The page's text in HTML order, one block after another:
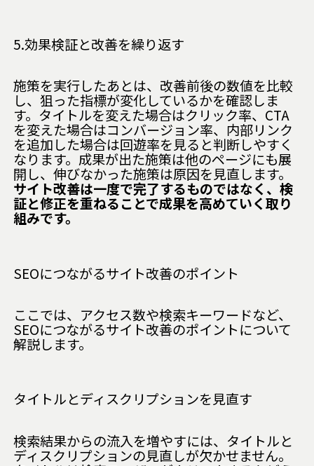
5.効果検証と改善を繰り返す
施策を実行したあとは、改善前後の数値を比較
し、狙った指標が変化しているかを確認しま
す。タイトルを変えた場合はクリック率、CTA
を変えた場合はコンバージョン率、内部リンク
を追加した場合は回遊率を見ると判断しやすく
なります。成果が出た施策は他のページにも展
開し、伸びなかった施策は原因を見直します。
サイト改善は一度で完了するものではなく、検
証と修正を重ねることで成果を高めていく取り
組みです。
SEOにつながるサイト改善のポイント
ここでは、アクセス数や検索キーワードなど、
SEOにつながるサイト改善のポイントについて
解説します。
タイトルとディスクリプションを見直す
検索結果からの流入を増やすには、タイトルと
ディスクリプションの見直しが欠かせません。